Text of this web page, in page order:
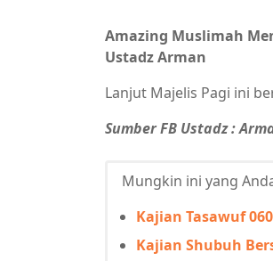
Amazing Muslimah
Ustadz Arman
Lanjut Majelis Pagi ini
Sumber FB Ustadz :
Mungkin ini yang
Kajian Tasawuf
Kajian Shubuh